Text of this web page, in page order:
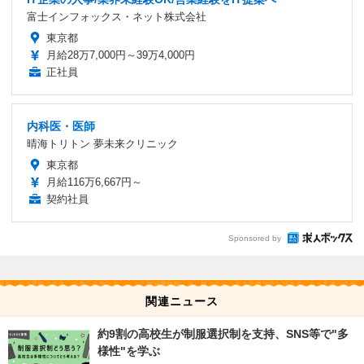
富士インフォックス・ネット株式会社
東京都
月給28万7,000円～39万4,000円
正社員
内科医・医師
晴海トリトン 夢未来クリニック
東京都
月給116万6,667円～
契約社員
Sponsored by
関連ニュース
約9割の高校生が制服選択制を支持、SNS等で"多
様性"を学ぶ